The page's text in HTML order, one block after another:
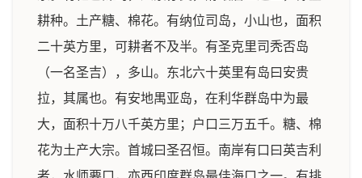
耕种。土产糖、棉花。有纳位司岛，小山也，面积
二十英方里，可耕者不及半。有圣克里司秃否岛
（一名圣吉），多山。东北六十英里有岛曰安贵
拉，其属也。有安地禺亚岛，在利华群岛中为最
大，面积十万八千英方里；户口三万五千。糖、棉
花为土产大宗。首城曰圣召恒。南岸有口曰英吉利